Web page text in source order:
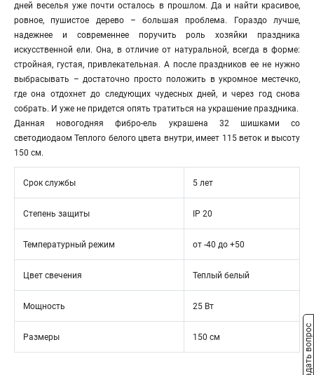
дней веселья уже почти осталось в прошлом. Да и найти красивое,
ровное, пушистое дерево – большая проблема. Гораздо лучше,
надежнее и современнее поручить роль хозяйки праздника
искусственной ели. Она, в отличие от натуральной, всегда в форме:
стройная, густая, привлекательная. А после праздников ее не нужно
выбрасывать – достаточно просто положить в укромное местечко,
где она отдохнет до следующих чудесных дней, и через год снова
собрать. И уже не придется опять тратиться на украшение праздника.
Данная новогодняя фибро-ель украшена 32 шишками со
светодиодаом Теплого белого цвета внутри, имеет 115 веток и высоту
150 см.
Срок службы 5 лет
Степень защиты IP 20
Температурный режим от -40 до +50
Цвет свечения Теплый белый
Мощность 25 Вт
Размеры 150 см Задать вопрос